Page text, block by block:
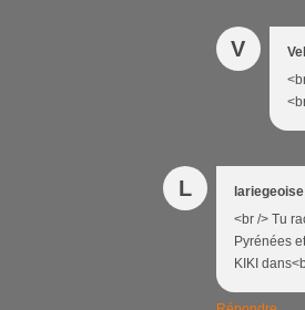
V
L
lariegeoise
<br /> Tu
Pyrénées
KIKI